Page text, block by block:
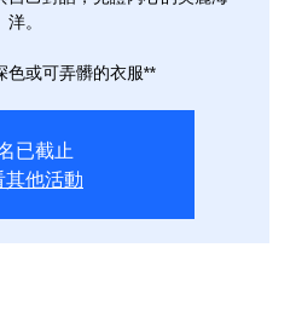
洋。
色或可弄髒的衣服**
已截止
其他活動